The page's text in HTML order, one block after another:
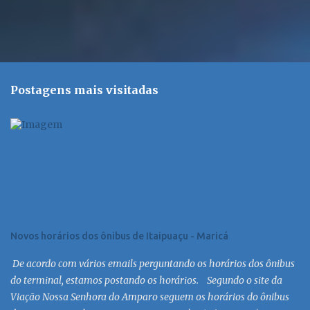
Postagens mais visitadas
Novos horários dos ônibus de Itaipuaçu - Maricá
De acordo com vários emails perguntando os horários dos ônibus
do terminal, estamos postando os horários. Segundo o site da
Viação Nossa Senhora do Amparo seguem os horários do ônibus